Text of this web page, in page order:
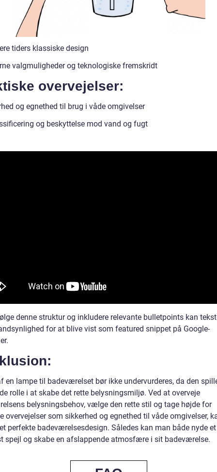
tiders klassiske design
valgmuligheder og teknologiske fremskridt
overvejelser:
og egnethed til brug i våde omgivelser
og beskyttelse mod vand og fugt
denne struktur og inkludere relevante bulletpoints kan
for at blive vist som featured snippet på Google-
en lampe til badeværelset bør ikke undervurderes, da den
rolle i at skabe det rette belysningsmiljø. Ved at overveje
belysningsbehov, vælge den rette stil og tage højde for
overvejelser som sikkerhed og egnethed til våde omgivelser,
perfekte badeværelsesdesign. Således kan man både nyde et
spejl og skabe en afslappende atmosfære i sit badeværelse.